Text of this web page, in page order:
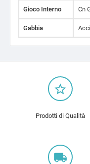
Gioco Interno Cn
Gabbia
star_border
Prodotti di Qualità
local_shipping